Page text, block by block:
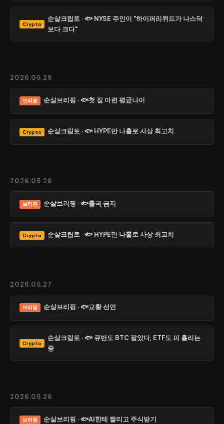
Crypto
순살크립토 · 🐟 NYSE 주인이 "하이퍼리퀴드가 나스닥
보다 크다"
2026.05.29
브리핑 순살브리핑 · 🐟첫 집 마련 평균나이
Crypto 순살크립토 · 🐟 HYPE만 나홀로 사상 최고치
2026.05.28
브리핑 순살브리핑 · 🐟출국 금지
Crypto 순살크립토 · 🐟 HYPE만 나홀로 사상 최고치
2026.05.27
브리핑 순살브리핑 · 🐟교황 선언
Crypto
순살크립토 · 🐟 큐반도 BTC 팔았다, ETF도 피 흘리는
중
2026.05.26
브리핑 순살브리핑 · 🐟AI한테 짤리고 주식받기